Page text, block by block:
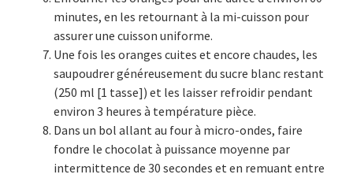
minutes, en les retournant à la mi-cuisson pour
assurer une cuisson uniforme.
Une fois les oranges cuites et encore chaudes, les
saupoudrer généreusement du sucre blanc restant
(250 ml [1 tasse]) et les laisser refroidir pendant
environ 3 heures à température pièce.
Dans un bol allant au four à micro-ondes, faire
fondre le chocolat à puissance moyenne par
intermittence de 30 secondes et en remuant entre